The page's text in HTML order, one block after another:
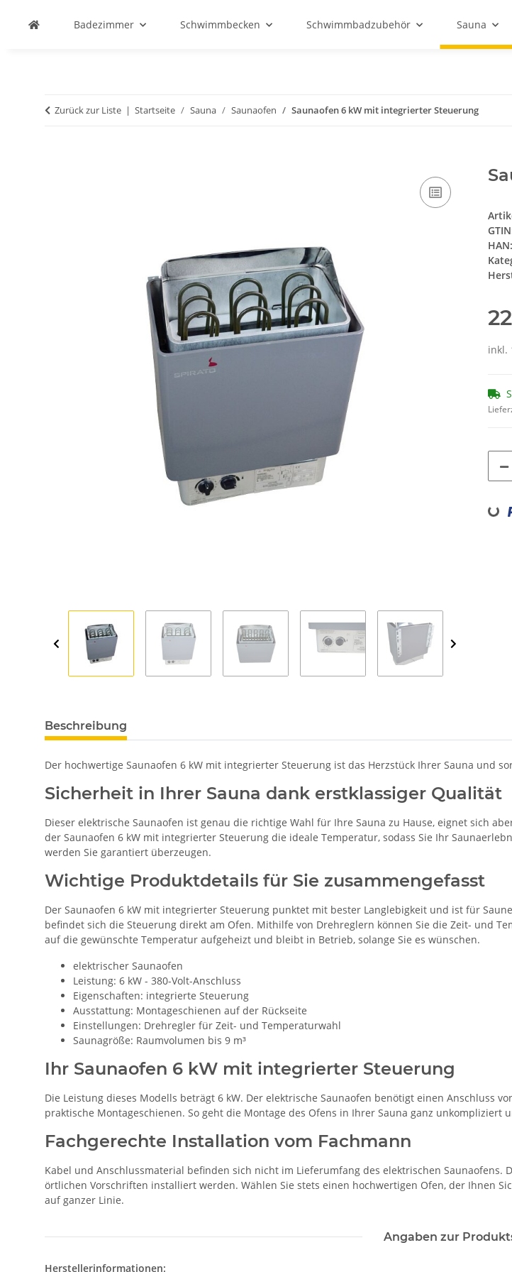
Badezimmer Schwimmbecken Schwimmbadzubehör Sauna
Zurück zur Liste Startseite Sauna Saunaofen Saunaofen 6 kW mit integrierter Steuerung
HAN:
inkl.
Loading...
Beschreibung
Der hochwertige Saunaofen 6 kW mit integrierter Steuerung ist das Herzstück Ihrer Sauna und
Sicherheit in Ihrer Sauna dank erstklassiger Qualität
Dieser elektrische Saunaofen ist genau die richtige Wahl für Ihre Sauna zu Hause, eignet sich
der Saunaofen 6 kW mit integrierter Steuerung die ideale Temperatur, sodass Sie Ihr
werden Sie garantiert überzeugen.
Wichtige Produktdetails für Sie zusammengefasst
Der Saunaofen 6 kW mit integrierter Steuerung punktet mit bester Langlebigkeit und ist für
befindet sich die Steuerung direkt am Ofen. Mithilfe von Drehreglern können Sie die Zeit- und
auf die gewünschte Temperatur aufgeheizt und bleibt in Betrieb, solange Sie es wünschen.
elektrischer Saunaofen
Leistung: 6 kW - 380-Volt-Anschluss
Eigenschaften: integrierte Steuerung
Ausstattung: Montageschienen auf der Rückseite
Einstellungen: Drehregler für Zeit- und Temperaturwahl
Saunagröße: Raumvolumen bis 9 m³
Ihr Saunaofen 6 kW mit integrierter Steuerung
Die Leistung dieses Modells beträgt 6 kW. Der elektrische Saunaofen benötigt einen Anschluss
praktische Montageschienen. So geht die Montage des Ofens in Ihrer Sauna ganz unkompliziert
Fachgerechte Installation vom Fachmann
Kabel und Anschlussmaterial befinden sich nicht im Lieferumfang des elektrischen
örtlichen Vorschriften installiert werden. Wählen Sie stets einen hochwertigen Ofen, der Ihnen
auf ganzer Linie.
Angaben zur
Herstellerinformationen: